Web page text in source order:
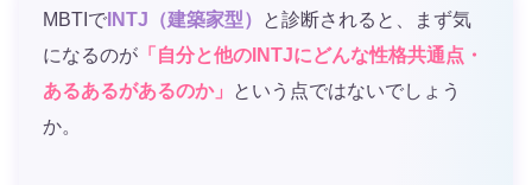
MBTIで INTJ（建築家型）
と診断されると、まず気
になるのが 「自分と他のINTJにどんな性格共通点・
あるあるがあるのか」
という点ではないでしょう
か。